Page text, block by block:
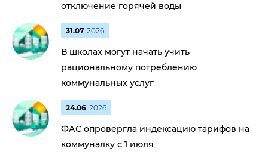
отключение горячей воды
31.07 2026
В школах могут начать учить
рациональному потреблению
коммунальных услуг
24.06 2026
ФАС опровергла индексацию тарифов на
коммуналку с 1 июля